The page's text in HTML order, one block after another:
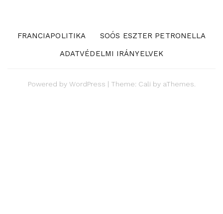
FRANCIAPOLITIKA
SOÓS ESZTER PETRONELLA
ADATVÉDELMI IRÁNYELVEK
Powered by WordPress | Theme: Cali by aThemes.